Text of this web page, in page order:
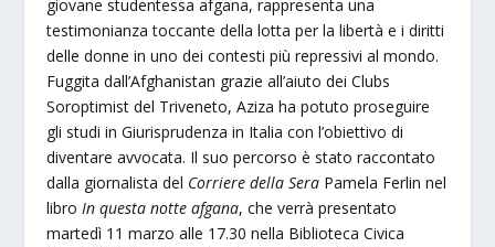
giovane studentessa afgana, rappresenta una
testimonianza toccante della lotta per la libertà e i diritti
delle donne in uno dei contesti più repressivi al mondo.
Fuggita dall’Afghanistan grazie all’aiuto dei Clubs
Soroptimist del Triveneto, Aziza ha potuto proseguire
gli studi in Giurisprudenza in Italia con l’obiettivo di
diventare avvocata. Il suo percorso è stato raccontato
dalla giornalista del Corriere della Sera Pamela Ferlin nel
libroIn questa notte afgana, che verrà presentato
martedì 11 marzo alle 17.30 nella Biblioteca Civica